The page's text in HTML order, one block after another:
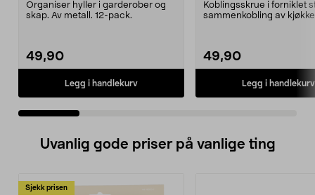
Organiser hyller i garderober og
skap. Av metall. 12-pack.
49,90
Legg i handlekurv
Koblingsskrue i forniklet
sammenkobling av
49,90
Legg i handlekurv
Uvanlig gode priser på vanlige ting
Sjekk prisen